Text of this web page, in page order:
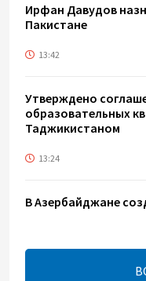
Ирфан Давудов
Пакистане
13:42
Утверждено
образовательных
Таджикистаном
13:24
В Азербайджане
13:16